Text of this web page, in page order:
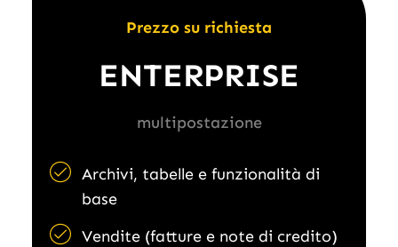
Prezzo su richiesta
ENTERPRISE
multipostazione
Archivi, tabelle e funzionalità di
base
Vendite (fatture e note di credito)